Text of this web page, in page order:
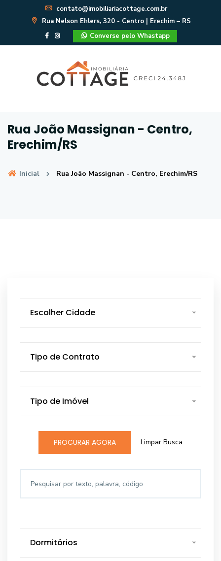
contato@imobiliariacottage.com.br
Rua Nelson Ehlers, 320 - Centro | Erechim – RS
Converse pelo Whastapp
Rua João Massignan - Centro,
Erechim/RS
Inicial Rua João Massignan - Centro, Erechim/RS
Escolher Cidade
Tipo de Contrato
Tipo de Imóvel
PROCURAR AGORA Limpar Busca
Dormitórios